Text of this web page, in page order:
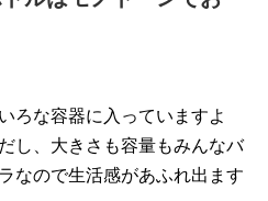
ろな容器に入っていますよ
し、大きさも容量もみんなバ
なので生活感があふれ出ます